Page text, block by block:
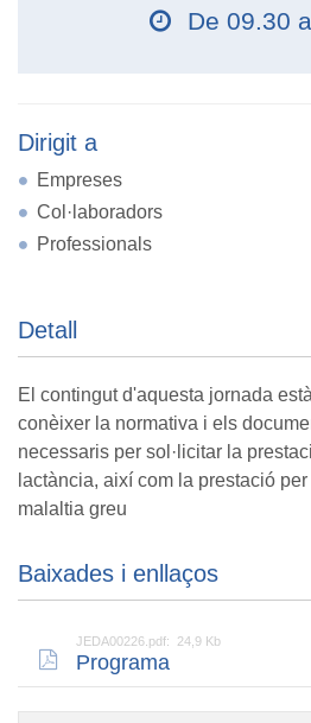
De 09.30
Dirigit a
Empreses
Col·laboradors
Professionals
Detall
El contingut d'aquesta jornada
conèixer la normativa i els
necessaris per sol·licitar la
lactància, així com la prestació
malaltia greu
Baixades i enllaços
JEDA00226.pdf: 24,9 Kb
Programa